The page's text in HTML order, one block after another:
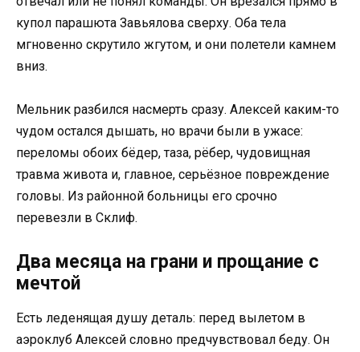
купол парашюта Завьялова сверху. Оба тела
мгновенно скрутило жгутом, и они полетели камнем
вниз.
Мельник разбился насмерть сразу. Алексей каким-то
чудом остался дышать, но врачи были в ужасе:
переломы обоих бёдер, таза, рёбер, чудовищная
травма живота и, главное, серьёзное повреждение
головы. Из районной больницы его срочно
перевезли в Склиф.
Два месяца на грани и прощание с
мечтой
Есть леденящая душу деталь: перед вылетом в
аэроклуб Алексей словно предчувствовал беду. Он